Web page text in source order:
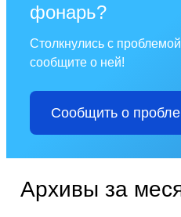
фонарь?
Столкнулись с
сообщите о ней!
Сообщить о
Архивы за